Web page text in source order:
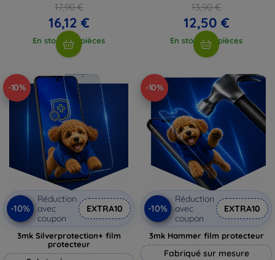
17,90 €
16,12 €
En stock > 5 pièces
13,90 €
12,50 €
En stock > 5 pièces
-10%
-10%
Réduction
avec
coupon
EXTRA10
3mk Silverprotection+ film
protecteur
-10%
-10%
Réduction
avec
coupon
EXTRA10
3mk Hammer film protecteur
Fabriqué sur mesure